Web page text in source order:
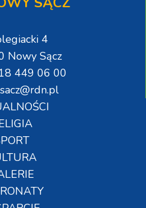
4
Nowy Sącz
449 06 00